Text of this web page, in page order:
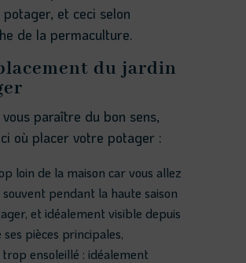
et ceci selon
de la permaculture.
du jardin
paraître du bon sens,
où placer votre potager :
loin de la maison car vous allez
pendant la haute saison
et idéalement visible depuis
ses pièces principales,
ensoleillé : idéalement